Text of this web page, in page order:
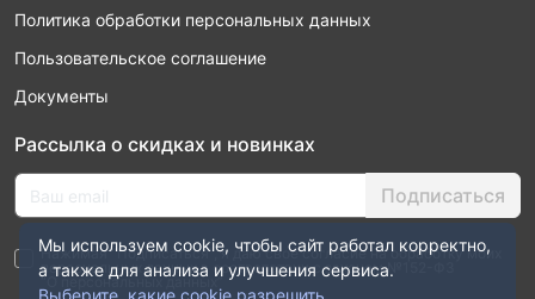
Политика обработки персональных данных
Пользовательское соглашение
Документы
Рассылка о скидках и новинках
Подписаться
Нажимая “Подписаться”, я даю свое согласие на обработку моих
персональных данных в соответствии с законом №152-ФЗ
“О персональных данных”
Мы используем cookie, чтобы сайт работал корректно,
а также для анализа и улучшения сервиса.
Выберите, какие cookie разрешить